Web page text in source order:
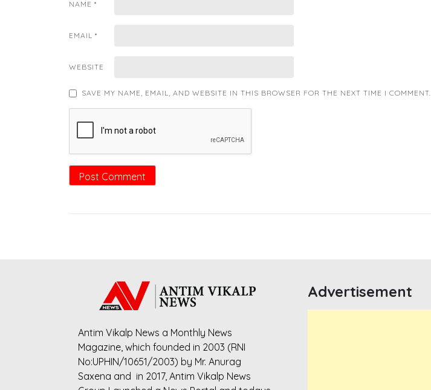
NAME *
EMAIL *
WEBSITE
SAVE MY NAME, EMAIL, AND WEBSITE IN THIS BROWSER FOR THE NEXT TIME I COMMENT.
Antim Vikalp News a Monthly News
Magazine, which founded in 2003 (RNI
No:UPHIN/10651/2003) by Mr. Anurag
Saxena and in 2017, Antim Vikalp News
Advertisement